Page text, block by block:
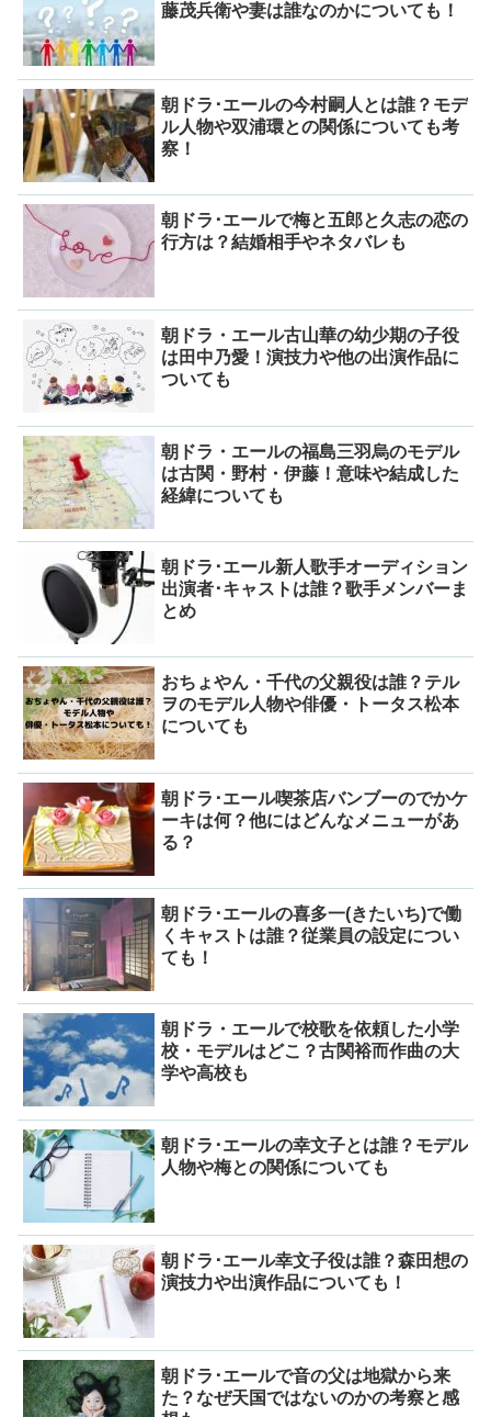
藤茂兵衛や妻は誰なのかについても！
朝ドラ･エールの今村嗣人とは誰？モデ
ル人物や双浦環との関係についても考
察！
朝ドラ･エールで梅と五郎と久志の恋の
行方は？結婚相手やネタバレも
朝ドラ・エール古山華の幼少期の子役
は田中乃愛！演技力や他の出演作品に
ついても
朝ドラ・エールの福島三羽烏のモデル
は古関・野村・伊藤！意味や結成した
経緯についても
朝ドラ･エール新人歌手オーディション
出演者･キャストは誰？歌手メンバーま
とめ
おちょやん・千代の父親役は誰？テル
ヲのモデル人物や俳優・トータス松本
についても
朝ドラ･エール喫茶店バンブーのでかケ
ーキは何？他にはどんなメニューがあ
る？
朝ドラ･エールの喜多一(きたいち)で働
くキャストは誰？従業員の設定につい
ても！
朝ドラ・エールで校歌を依頼した小学
校・モデルはどこ？古関裕而作曲の大
学や高校も
朝ドラ･エールの幸文子とは誰？モデル
人物や梅との関係についても
朝ドラ･エール幸文子役は誰？森田想の
演技力や出演作品についても！
朝ドラ･エールで音の父は地獄から来
た？なぜ天国ではないのかの考察と感